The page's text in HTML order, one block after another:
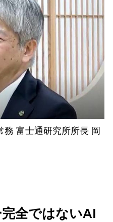
富士通研究所所長 岡
全ではないAI